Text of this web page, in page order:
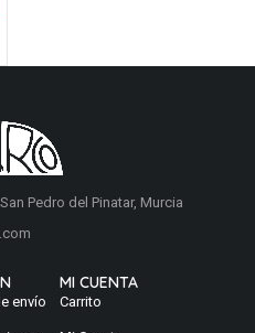
Pedro del Pinatar, Murcia
envío
MI CUENTA
Carrito